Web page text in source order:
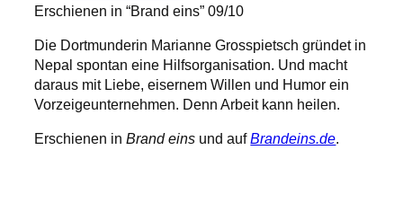
Erschienen in “Brand eins” 09/10
Die Dortmunderin Marianne Grosspietsch gründet in
Nepal spontan eine Hilfsorganisation. Und macht
daraus mit Liebe, eisernem Willen und Humor ein
Vorzeigeunternehmen. Denn Arbeit kann heilen.
Erschienen inBrand eins und aufBrandeins.de.